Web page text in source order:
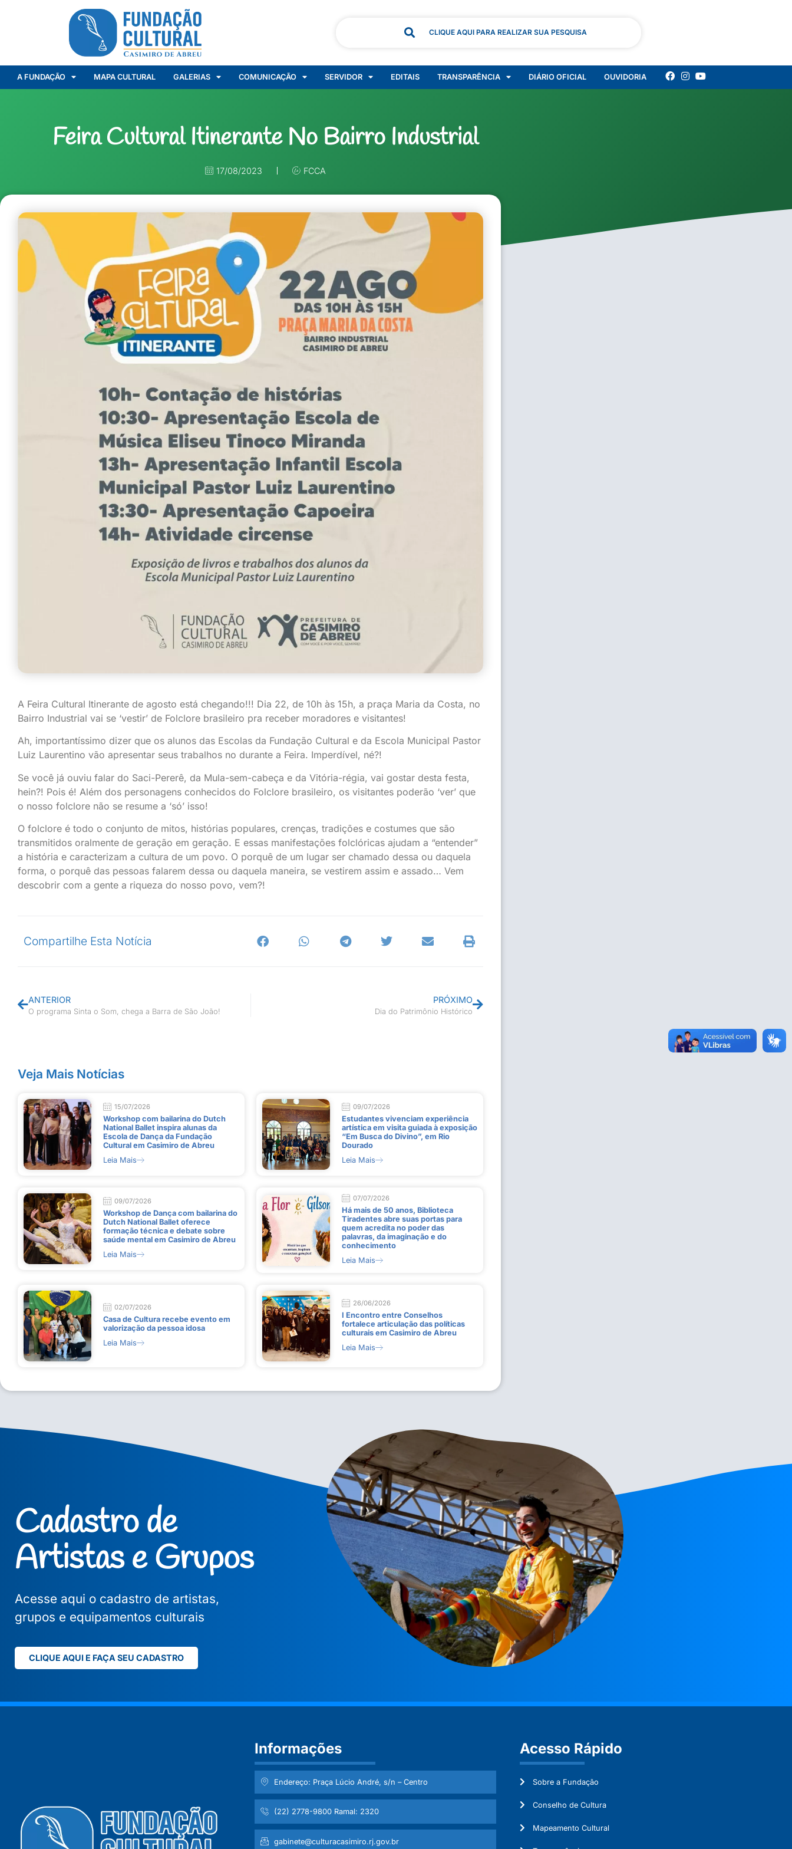
CLIQUE AQUI PARA REALIZAR SUA PESQUISA
A FUNDAÇÃO MAPA CULTURAL GALERIAS COMUNICAÇÃO SERVIDOR EDITAIS TRANSPARÊNCIA DIÁRIO OFICIAL OUVIDORIA
Feira Cultural Itinerante No Bairro Industrial
17/08/2023 FCCA
A Feira Cultural Itinerante de agosto está chegando!!! Dia 22, de 10h às 15h, a praça Maria da Costa, no
Bairro Industrial vai se ‘vestir’ de Folclore brasileiro pra receber moradores e visitantes!
Ah, importantíssimo dizer que os alunos das Escolas da Fundação Cultural e da Escola Municipal Pastor
Luiz Laurentino vão apresentar seus trabalhos no durante a Feira. Imperdível, né?!
Se você já ouviu falar do Saci-Pererê, da Mula-sem-cabeça e da Vitória-régia, vai gostar desta festa,
hein?! Pois é! Além dos personagens conhecidos do Folclore brasileiro, os visitantes poderão ‘ver’ que
o nosso folclore não se resume a ‘só’ isso!
O folclore é todo o conjunto de mitos, histórias populares, crenças, tradições e costumes que são
transmitidos oralmente de geração em geração. E essas manifestações folclóricas ajudam a “entender”
a história e caracterizam a cultura de um povo. O porquê de um lugar ser chamado dessa ou daquela
forma, o porquê das pessoas falarem dessa ou daquela maneira, se vestirem assim e assado… Vem
descobrir com a gente a riqueza do nosso povo, vem?!
Compartilhe Esta Notícia
ANTERIOR
O programa Sinta o Som, chega a Barra de São João!
PRÓXIMO
Dia do Patrimônio Histórico
Veja Mais Notícias
15/07/2026
Workshop com bailarina do Dutch
National Ballet inspira alunas da
Escola de Dança da Fundação
Cultural em Casimiro de Abreu
Leia Mais
09/07/2026
Estudantes vivenciam experiência
artística em visita guiada à exposição
“Em Busca do Divino”, em Rio
Dourado
Leia Mais
09/07/2026
Workshop de Dança com bailarina do
Dutch National Ballet oferece
formação técnica e debate sobre
saúde mental em Casimiro de Abreu
Leia Mais
07/07/2026
Há mais de 50 anos, Biblioteca
Tiradentes abre suas portas para
quem acredita no poder das
palavras, da imaginação e do
conhecimento
Leia Mais
02/07/2026
Casa de Cultura recebe evento em
valorização da pessoa idosa
Leia Mais
26/06/2026
I Encontro entre Conselhos
fortalece articulação das políticas
culturais em Casimiro de Abreu
Leia Mais
Cadastro de
Artistas e Grupos
Acesse aqui o cadastro de artistas,
grupos e equipamentos culturais
CLIQUE AQUI E FAÇA SEU CADASTRO
Informações
Endereço: Praça Lúcio André, s/n – Centro
(22) 2778-9800 Ramal: 2320
gabinete@culturacasimiro.rj.gov.br
Acesso Rápido
Sobre a Fundação
Conselho de Cultura
Mapeamento Cultural